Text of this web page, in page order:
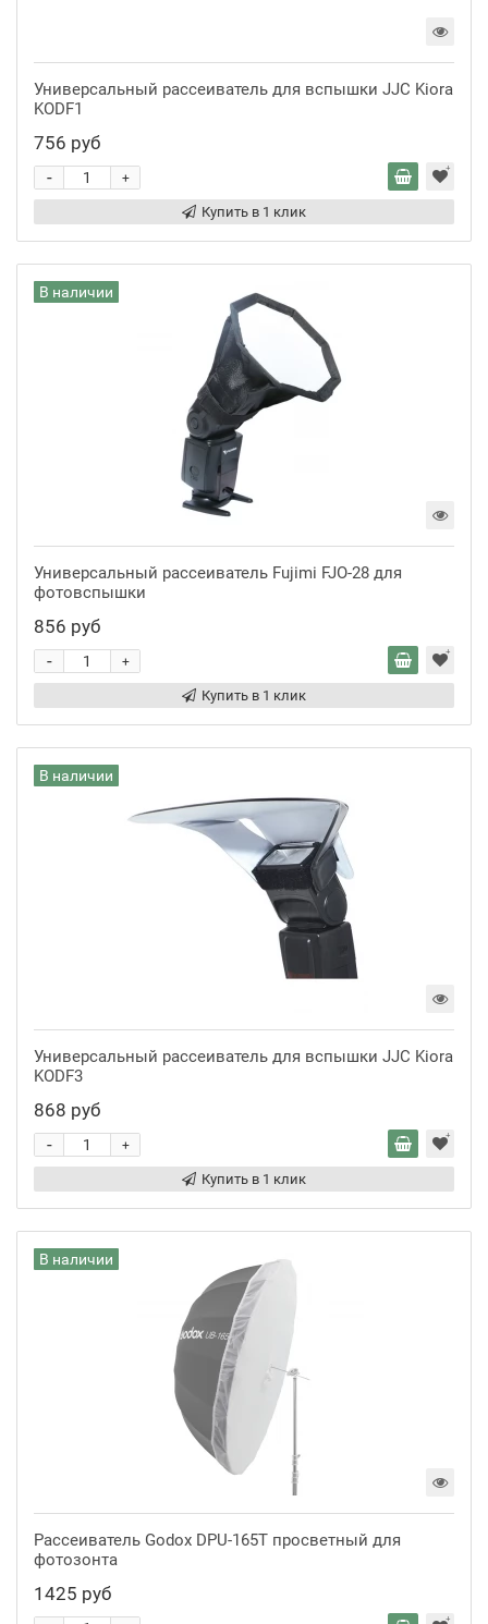
Универсальный рассеиватель для вспышки JJC Kiora
KODF1
756 руб
+
-
Купить в 1 клик
В наличии
Универсальный рассеиватель Fujimi FJO-28 для
фотовспышки
856 руб
+
-
Купить в 1 клик
В наличии
Универсальный рассеиватель для вспышки JJC Kiora
KODF3
868 руб
+
-
Купить в 1 клик
В наличии
Рассеиватель Godox DPU-165T просветный для
фотозонта
1425 руб